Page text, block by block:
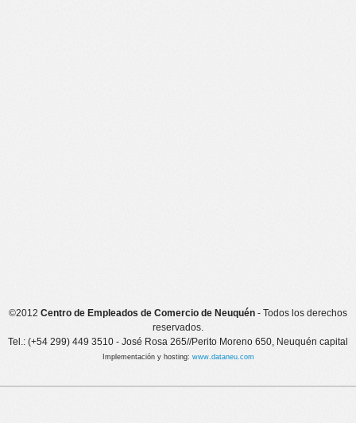
©2012 Centro de Empleados de Comercio de Neuquén - Todos los derechos
reservados.
Tel.: (+54 299) 449 3510 - José Rosa 265//Perito Moreno 650, Neuquén capital
Implementación y hosting: www.dataneu.com